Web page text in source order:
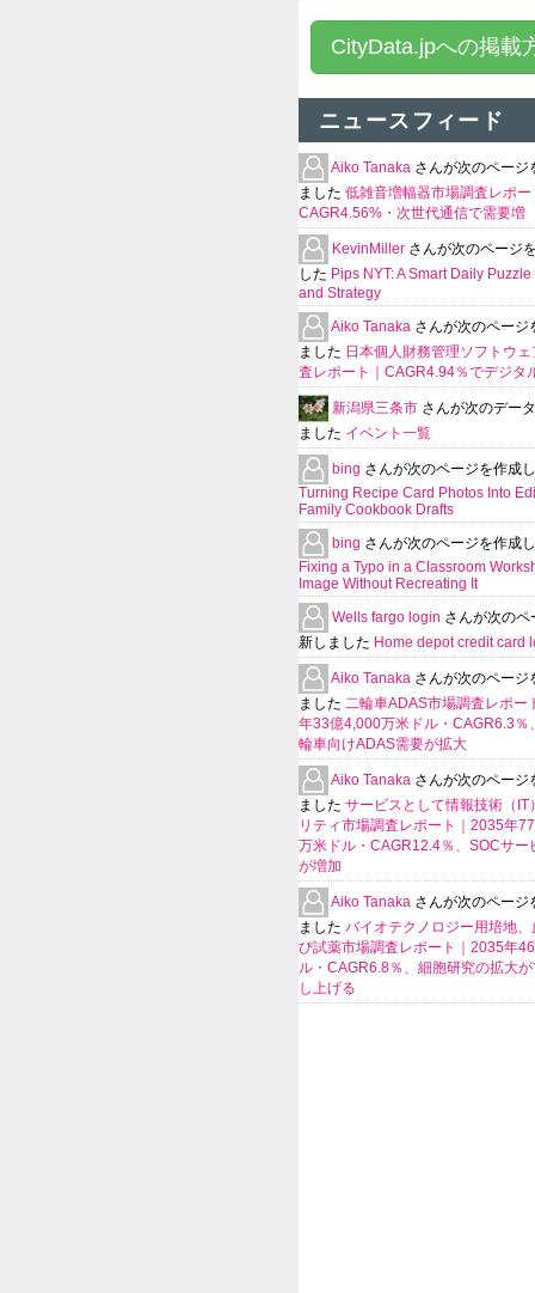
CityData.jpへの掲載
ニュースフィード
Aiko Tanaka さんが次のページ
ました 低雑音増幅器市場調査レポー
CAGR4.56%・次世代通信で需要増
KevinMiller さんが次のページ
した Pips NYT: A Smart Daily
and Strategy
Aiko Tanaka さんが次のページ
ました 日本個人財務管理ソフトウ
査レポート｜CAGR4.94％でデジタ
新潟県三条市 さんが次のデー
ました イベント一覧
bing さんが次のページを作成
Turning Recipe Card Photos Into
Family Cookbook Drafts
bing さんが次のページを作成
Fixing a Typo in a Classroom
Image Without Recreating It
Wells fargo login さんが次のペ
新しました Home depot credit card
Aiko Tanaka さんが次のページ
ました 二輪車ADAS市場調査レポー
年33億4,000万米ドル・CAGR6.3％
輪車向けADAS需要が拡大
Aiko Tanaka さんが次のページ
ました サービスとして情報技術（IT
リティ市場調査レポート｜2035年
万米ドル・CAGR12.4％、SOCサー
が増加
Aiko Tanaka さんが次のページ
ました バイオテクノロジー用培地、
び試薬市場調査レポート｜2035年
ル・CAGR6.8％、細胞研究の拡大
し上げる